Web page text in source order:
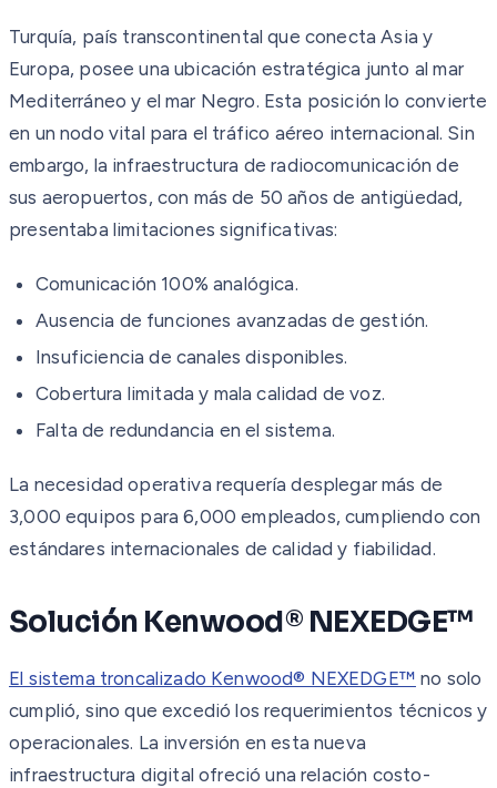
Turquía, país transcontinental que conecta Asia y
Europa, posee una ubicación estratégica junto al mar
Mediterráneo y el mar Negro. Esta posición lo convierte
en un nodo vital para el tráfico aéreo internacional. Sin
embargo, la infraestructura de radiocomunicación de
sus aeropuertos, con más de 50 años de antigüedad,
presentaba limitaciones significativas:
Comunicación 100% analógica.
Ausencia de funciones avanzadas de gestión.
Insuficiencia de canales disponibles.
Cobertura limitada y mala calidad de voz.
Falta de redundancia en el sistema.
La necesidad operativa requería desplegar más de
3,000 equipos para 6,000 empleados, cumpliendo con
estándares internacionales de calidad y fiabilidad.
Solución Kenwood® NEXEDGE™
El sistema troncalizado Kenwood® NEXEDGE™ no solo
cumplió, sino que excedió los requerimientos técnicos y
operacionales. La inversión en esta nueva
infraestructura digital ofreció una relación costo-